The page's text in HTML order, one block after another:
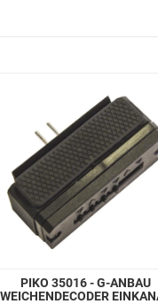
PIKO 35016 - G-ANBAU
WEICHENDECODER